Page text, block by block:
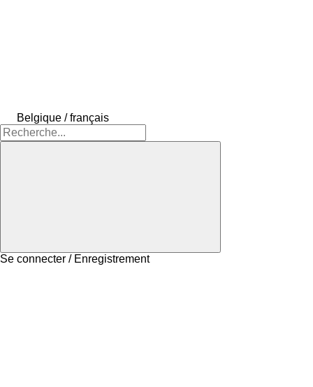
Belgique / français
Se connecter / Enregistrement